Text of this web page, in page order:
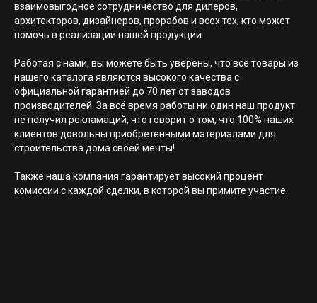
взаимовыгодное сотрудничество для дилеров,
архитекторов, дизайнеров, прорабов и всех тех, кто может
помочь в реализации нашей продукции.
Работая с нами, вы можете быть уверены, что все товары из
нашего каталога являются высокого качества с
официальной гарантией до 70 лет от заводов
производителей. За всё время работы ни один наш продукт
не получил рекламаций, что говорит о том, что 100% наших
клиентов довольны приобретенными материалами для
строительства дома своей мечты!
Также наша компания гарантирует высокий процент
комиссии с каждой сделки, в которой вы примите участие.